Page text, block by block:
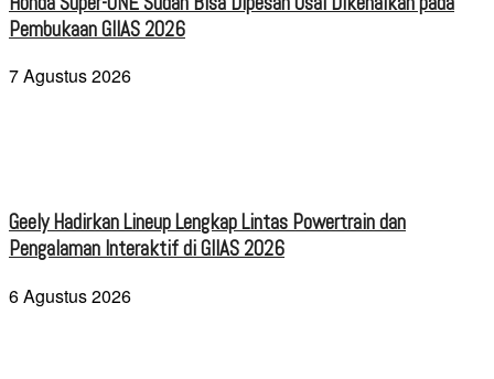
Pembukaan GIIAS 2026
7 Agustus 2026
Geely Hadirkan Lineup Lengkap Lintas Powertrain dan
Pengalaman Interaktif di GIIAS 2026
6 Agustus 2026